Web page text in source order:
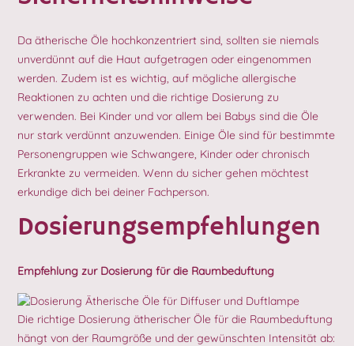
Da ätherische Öle hochkonzentriert sind, sollten sie niemals
unverdünnt auf die Haut aufgetragen oder eingenommen
werden. Zudem ist es wichtig, auf mögliche allergische
Reaktionen zu achten und die richtige Dosierung zu
verwenden. Bei Kinder und vor allem bei Babys sind die Öle
nur stark verdünnt anzuwenden. Einige Öle sind für bestimmte
Personengruppen wie Schwangere, Kinder oder chronisch
Erkrankte zu vermeiden. Wenn du sicher gehen möchtest
erkundige dich bei deiner Fachperson.
Dosierungsempfehlungen
Empfehlung zur Dosierung für die Raumbeduftung
Die richtige Dosierung ätherischer Öle für die Raumbeduftung
hängt von der Raumgröße und der gewünschten Intensität ab: